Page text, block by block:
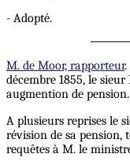
- Adopté.
M. de Moor, rapporteur.
décembre 1855, le
augmention de pension.
A plusieurs reprises le
révision de sa pension,
requêtes à M. le